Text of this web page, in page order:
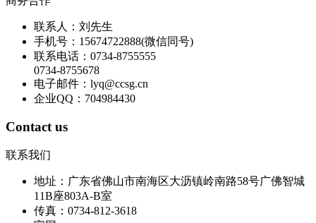
联系人：刘先生
手机号：15674722888(微信同号)
联系电话：0734-8755555
0734-8755678
电子邮件：lyq@ccsg.cn
企业QQ：704984430
Contact us
联系我们
地址：广东省佛山市南海区大沥镇岭南路58号广佛智城
11B座803A-B室
传真：0734-812-3618